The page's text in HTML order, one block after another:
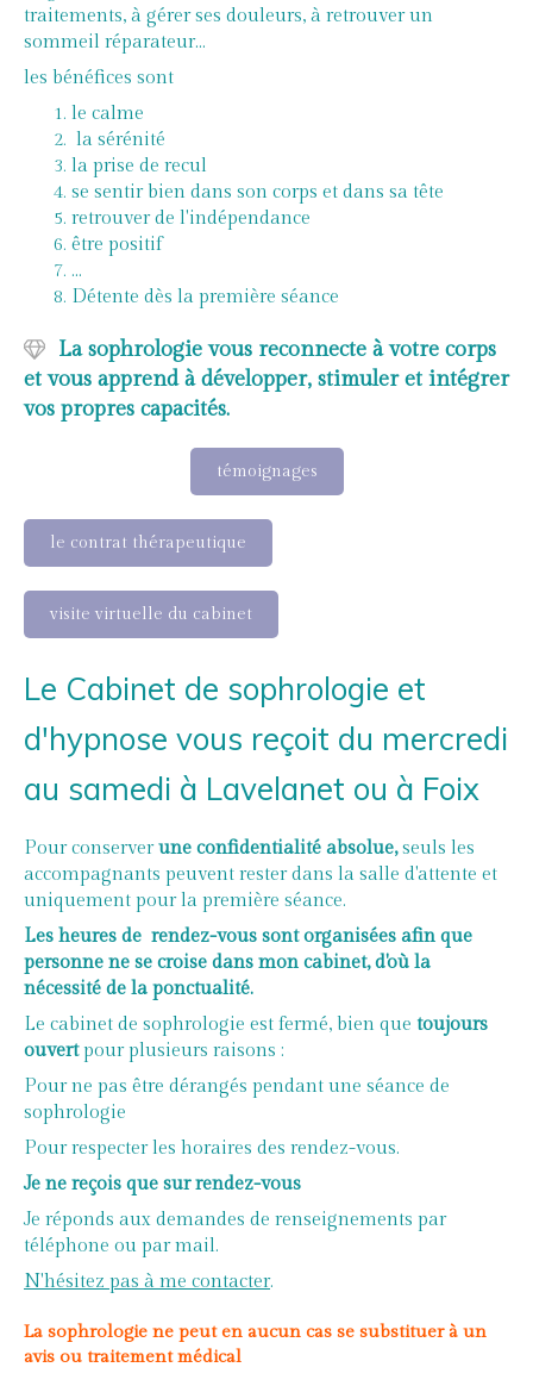
traitements, à gérer ses douleurs, à retrouver un
sommeil réparateur...
les bénéfices sont
le calme
la sérénité
la prise de recul
se sentir bien dans son corps et dans sa tête
retrouver de l'indépendance
être positif
...
Détente dès la première séance
La sophrologie vous reconnecte à votre corps
et vous apprend à développer, stimuler et intégrer
vos propres capacités.
témoignages
le contrat thérapeutique
visite virtuelle du cabinet
Le Cabinet de sophrologie et
d'hypnose vous reçoit du mercredi
au samedi à Lavelanet ou à Foix
Pour conserverune confidentialité absolue,seuls les
accompagnants peuvent rester dans la salle d'attente et
uniquement pour la première séance.
Les heures de rendez-vous sont organisées afin que
personne ne se croise dans mon cabinet, d'où la
nécessité de la ponctualité.
Le cabinet de sophrologie est fermé, bien que toujours
ouvertpour plusieurs raisons :
Pour ne pas être dérangés pendant une séance de
sophrologie
Pour respecter les horaires des rendez-vous.
Je ne reçois que sur rendez-vous
Je réponds aux demandes de renseignements par
téléphone ou par mail.
N'hésitez pas à me contacter.
La sophrologie ne peut en aucun cas se substituer à un
avis ou traitement médical